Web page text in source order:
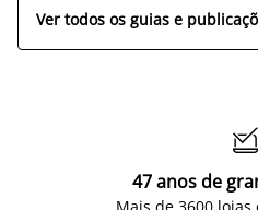
Ver todos os guias e

47 anos de